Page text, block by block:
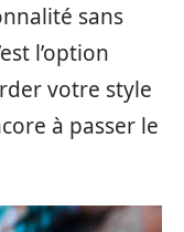
sans
l’option
votre style
à passer le